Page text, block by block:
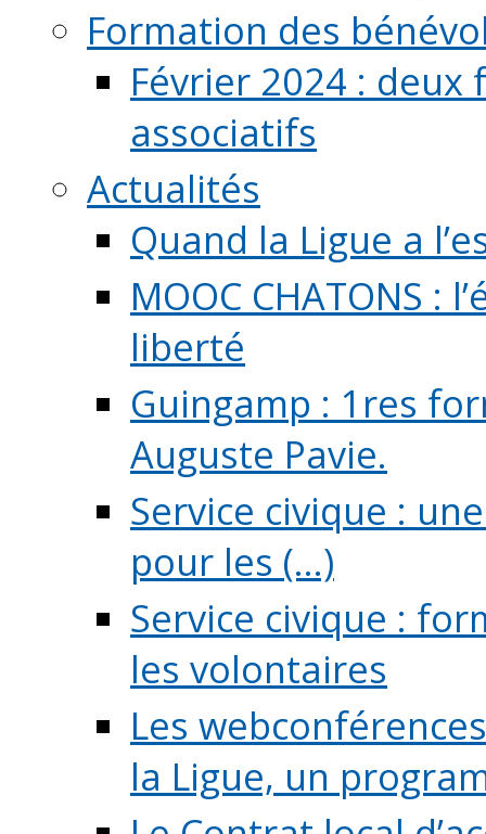
Formation des
Février 2024 :
associatifs
Actualités
Quand la Ligue a
MOOC CHATONS
liberté
Guingamp : 1res
Auguste Pavie.
Service civique :
pour les (...)
Service civique :
les volontaires
Les
la Ligue, un